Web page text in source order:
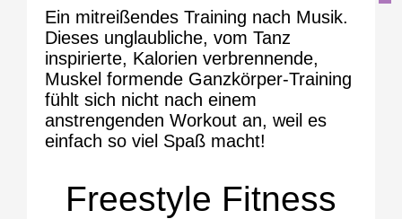
Ein mitreißendes Training nach Musik.
Dieses unglaubliche, vom Tanz
inspirierte, Kalorien verbrennende,
Muskel formende Ganzkörper-Training
fühlt sich nicht nach einem
anstrengenden Workout an, weil es
einfach so viel Spaß macht!
Freestyle Fitness